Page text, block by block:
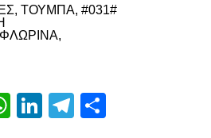
ΤΟΥΜΠΑ, #031#
WhatsApp
LinkedIn
Telegram